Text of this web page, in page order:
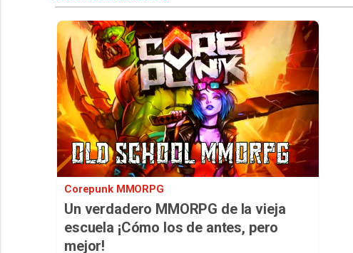
Corepunk MMORPG
Un verdadero MMORPG de la vieja
escuela ¡Cómo los de antes, pero
mejor!